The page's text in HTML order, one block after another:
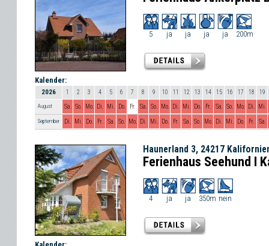
5 ja ja ja ja 200m
Kalender:
2026 1 2 3 4 5 6 7 8 9 10 11 12 13 14 15 16 17 18 19
August Sa. So. Mo. Di. Mi. Do. Fr. Sa. So. Mo. Di. Mi. Do. Fr. Sa. So. Mo. Di. Mi.
September Di. Mi. Do. Fr. Sa. So. Mo. Di. Mi. Do. Fr. Sa. So. Mo. Di. Mi. Do. Fr. Sa.
Haunerland 3, 24217
Ferienhaus Seehund I
4 ja ja 350m nein